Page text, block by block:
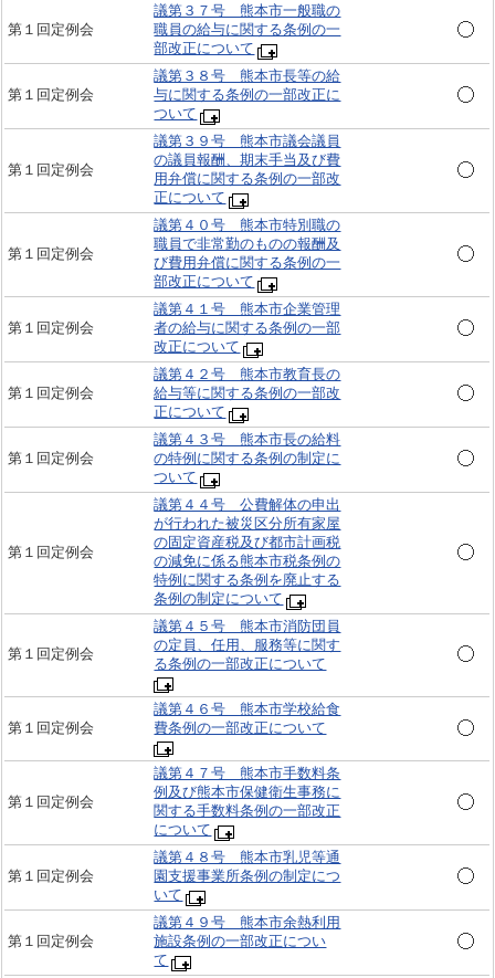
第１回定例会
議第３７号 熊本市一般職の
職員の給与に関する条例の一
部改正について
第１回定例会
議第３８号 熊本市長等の給
与に関する条例の一部改正に
ついて
第１回定例会
議第３９号 熊本市議会議員
の議員報酬、期末手当及び費
用弁償に関する条例の一部改
正について
第１回定例会
議第４０号 熊本市特別職の
職員で非常勤のものの報酬及
び費用弁償に関する条例の一
部改正について
第１回定例会
議第４１号 熊本市企業管理
者の給与に関する条例の一部
改正について
第１回定例会
議第４２号 熊本市教育長の
給与等に関する条例の一部改
正について
第１回定例会
議第４３号 熊本市長の給料
の特例に関する条例の制定に
ついて
第１回定例会
議第４４号 公費解体の申出
が行われた被災区分所有家屋
の固定資産税及び都市計画税
の減免に係る熊本市税条例の
特例に関する条例を廃止する
条例の制定について
第１回定例会
議第４５号 熊本市消防団員
の定員、任用、服務等に関す
る条例の一部改正について
第１回定例会
議第４６号 熊本市学校給食
費条例の一部改正について
第１回定例会
議第４７号 熊本市手数料条
例及び熊本市保健衛生事務に
関する手数料条例の一部改正
について
第１回定例会
議第４８号 熊本市乳児等通
園支援事業所条例の制定につ
いて
第１回定例会
議第４９号 熊本市余熱利用
施設条例の一部改正につい
て